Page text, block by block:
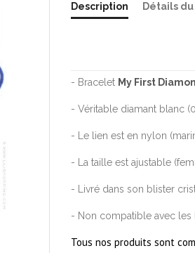
Description Détails
- Bracelet My First
- Véritable diamant blanc
- Le lien est en nylon
- La taille est ajustable
- Livré dans son blister
- Non compatible avec les
Tous nos produits sont